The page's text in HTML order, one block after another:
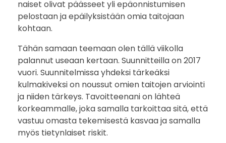
n
i
t
t
e
i
l
naiset olivat päässeet yli epäonnistumisen
pelostaan ja epäilyksistään omia taitojaan
kohtaan.
Tähän samaan teemaan olen tällä viikolla
palannut useaan kertaan. Suunnitteilla on 2017
vuori. Suunnitelmissa yhdeksi tärkeäksi
kulmakiveksi on noussut omien taitojen arviointi
ja niiden tärkeys. Tavoitteenani on lähteä
korkeammalle, joka samalla tarkoittaa sitä, että
vastuu omasta tekemisestä kasvaa ja samalla
myös tietynlaiset riskit.